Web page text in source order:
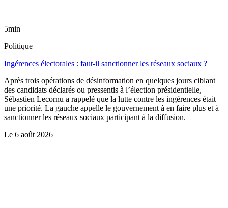
5min
Politique
Ingérences électorales : faut-il sanctionner les réseaux sociaux ?
Après trois opérations de désinformation en quelques jours ciblant
des candidats déclarés ou pressentis à l’élection présidentielle,
Sébastien Lecornu a rappelé que la lutte contre les ingérences était
une priorité. La gauche appelle le gouvernement à en faire plus et à
sanctionner les réseaux sociaux participant à la diffusion.
Le 6 août 2026